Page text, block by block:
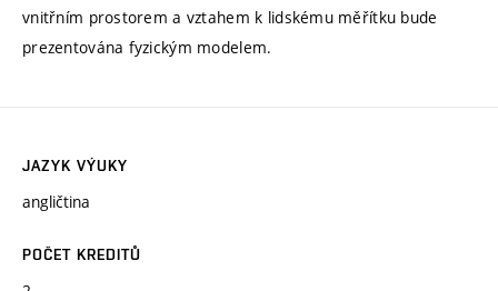
vnitřním prostorem a vztahem k lidskému měřítku bude
prezentována fyzickým modelem.
JAZYK VÝUKY
angličtina
POČET KREDITŮ